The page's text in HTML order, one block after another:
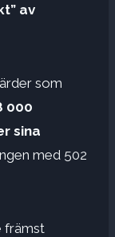
av
som
000
sina
med 502
främst